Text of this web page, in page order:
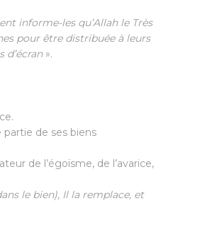
informe-les qu’Allah le Très
pour être distribuée à leurs
d’écran».
de ses biens
de l’égoïsme, de l’avarice,
le bien), Il la remplace, et